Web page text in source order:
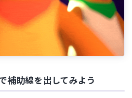
補助線を出してみよう